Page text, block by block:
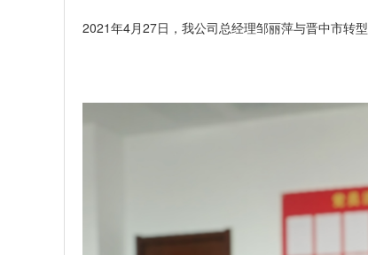
2021年4月27日，我公司总经理邹丽萍与晋中市转